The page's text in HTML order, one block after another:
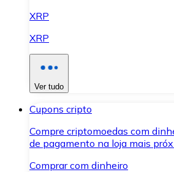
XRP
XRP
Ver tudo
Cupons cripto
Compre criptomoedas com
de pagamento na loja mais
Comprar com dinheiro